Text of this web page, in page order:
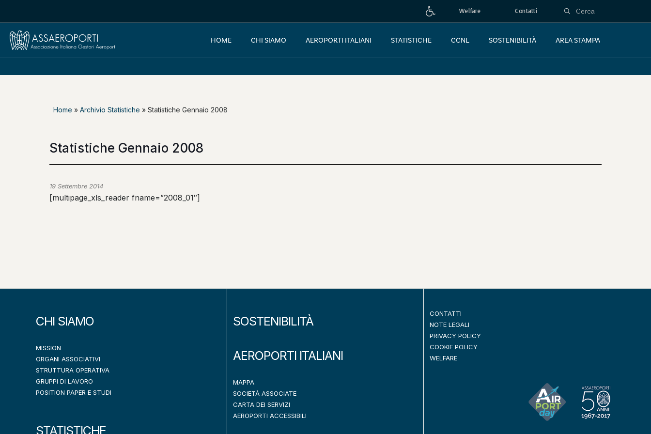
Welfare Contatti
HOME CHI SIAMO AEROPORTI ITALIANI STATISTICHE CCNL SOSTENIBILITÀ AREA STAMPA
Home » Archivio Statistiche » Statistiche Gennaio 2008
Statistiche Gennaio 2008
19 Settembre 2014
[multipage_xls_reader fname=”2008_01″]
CHI SIAMO
MISSION
ORGANI ASSOCIATIVI
STRUTTURA OPERATIVA
GRUPPI DI LAVORO
POSITION PAPER E STUDI
STATISTICHE
SOSTENIBILITÀ
AEROPORTI ITALIANI
MAPPA
SOCIETÀ ASSOCIATE
CARTA DEI SERVIZI
AEROPORTI ACCESSIBILI
CONTATTI
NOTE LEGALI
PRIVACY POLICY
COOKIE POLICY
WELFARE